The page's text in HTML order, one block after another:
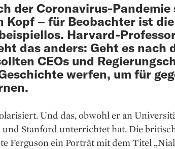
der Coronavirus-
Kopf – für Beobachter ist
Harvard-
das anders: Geht es nach
CEOs und
werfen, um für
Und das, obwohl er an
Stanford unterrichtet hat. Die
Ferguson ein Porträt mit dem Titel